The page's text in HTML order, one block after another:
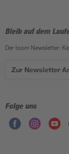
Bleib auf dem
Der toom Newsletter:
Zur Newsletter
Folge uns